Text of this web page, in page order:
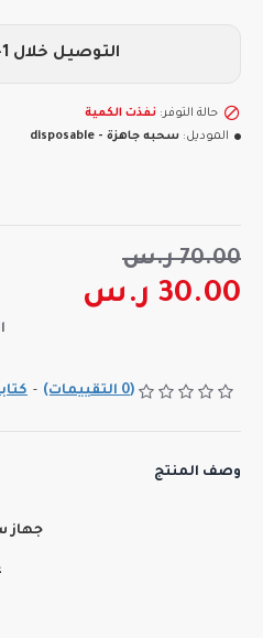
(0 التقييمات) -
30.00 ر.س
70.00 ر.س
حالة التوفر: نفذت الكمية
الموديل: سحبه جاهزة - disposable
التوصيل خلال 1-3 يوم عمل
وصف المنتج
جهاز